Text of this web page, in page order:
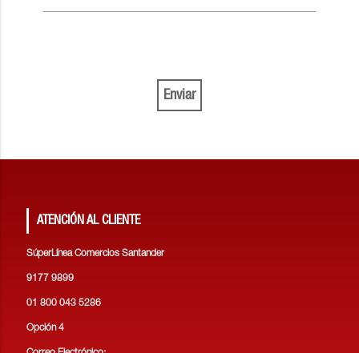
Enviar
ATENCIÓN AL CLIENTE
SúperLínea Comercios Santander
9177 9899
01 800 043 5286
Opción 4